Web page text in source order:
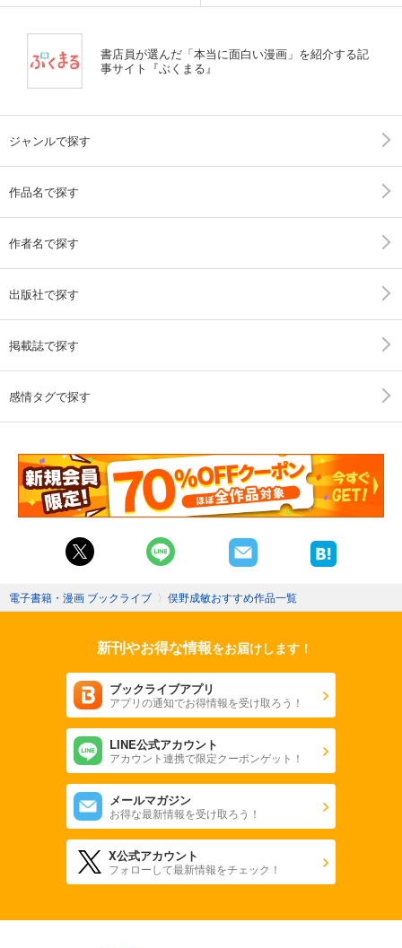
書店員が選んだ「本当に面白い漫画」を紹介する記
事サイト『ぶくまる』
ジャンルで探す
作品名で探す
作者名で探す
出版社で探す
掲載誌で探す
感情タグで探す
電子書籍・漫画 ブックライブ 〉 俣野成敏おすすめ作品一覧
新刊やお得な情報をお届けします！
ブックライブアプリ
アプリの通知でお得情報を受け取ろう！
LINE公式アカウント
アカウント連携で限定クーポンゲット！
メールマガジン
お得な最新情報を受け取ろう！
X公式アカウント
フォローして最新情報をチェック！